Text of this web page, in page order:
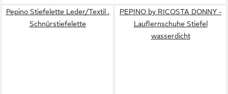
Pepino Stiefelette Leder/Textil .
Schnürstiefelette
PEPINO by RICOSTA DONNY -
Lauflernschuhe Stiefel
wasserdicht